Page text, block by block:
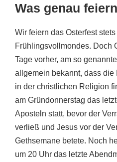
Was genau
Wir feiern das Osterfest
Frühlingsvollmondes. Doch
Tage vorher, am so
allgemein bekannt, dass die
in der christlichen Religion
am Gründonnerstag das
Aposteln statt, bevor der
verließ und Jesus vor der
Gethsemane betete. Noch
um 20 Uhr das letzte